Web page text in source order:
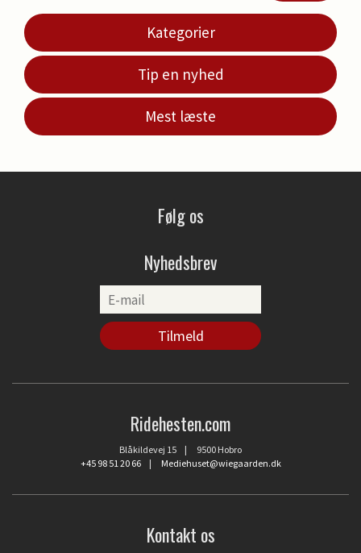
Kategorier
Tip en nyhed
Mest læste
Følg os
Nyhedsbrev
Ridehesten.com
Blåkildevej 15 | 9500 Hobro
+45 98 51 20 66| Mediehuset@wiegaarden.dk
Kontakt os